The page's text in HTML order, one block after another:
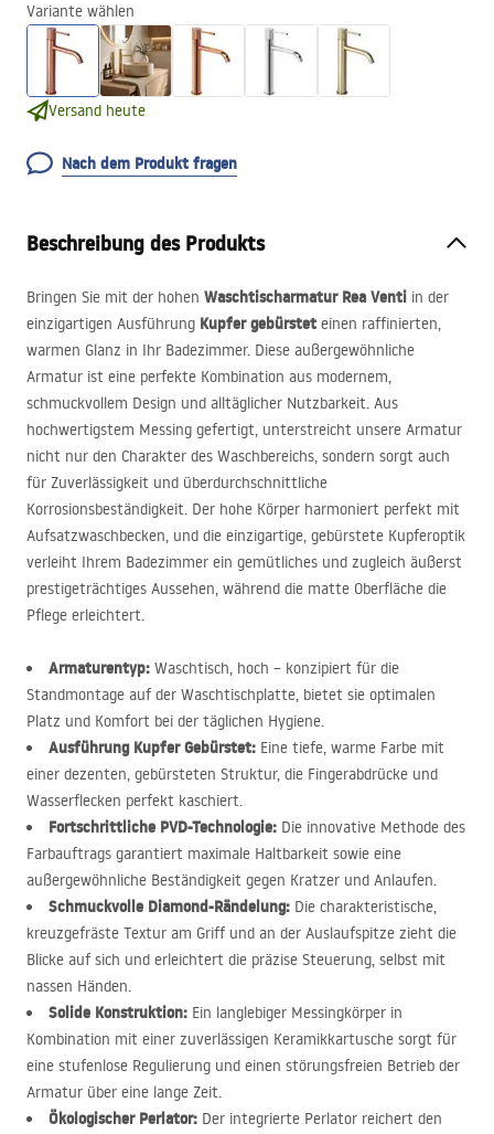
Variante wählen
Versand heute
Nach dem Produkt fragen
Beschreibung des Produkts
Bringen Sie mit der hohen Waschtischarmatur Rea Venti in der
einzigartigen Ausführung Kupfer gebürstet einen raffinierten,
warmen Glanz in Ihr Badezimmer. Diese außergewöhnliche
Armatur ist eine perfekte Kombination aus modernem,
schmuckvollem Design und alltäglicher Nutzbarkeit. Aus
hochwertigstem Messing gefertigt, unterstreicht unsere Armatur
nicht nur den Charakter des Waschbereichs, sondern sorgt auch
für Zuverlässigkeit und überdurchschnittliche
Korrosionsbeständigkeit. Der hohe Körper harmoniert perfekt mit
Aufsatzwaschbecken, und die einzigartige, gebürstete Kupferoptik
verleiht Ihrem Badezimmer ein gemütliches und zugleich äußerst
prestigeträchtiges Aussehen, während die matte Oberfläche die
Pflege erleichtert.
Armaturentyp: Waschtisch, hoch – konzipiert für die
Standmontage auf der Waschtischplatte, bietet sie optimalen
Platz und Komfort bei der täglichen Hygiene.
Ausführung Kupfer Gebürstet: Eine tiefe, warme Farbe mit
einer dezenten, gebürsteten Struktur, die Fingerabdrücke und
Wasserflecken perfekt kaschiert.
Fortschrittliche PVD-Technologie: Die innovative Methode des
Farbauftrags garantiert maximale Haltbarkeit sowie eine
außergewöhnliche Beständigkeit gegen Kratzer und Anlaufen.
Schmuckvolle Diamond-Rändelung: Die charakteristische,
kreuzgefräste Textur am Griff und an der Auslaufspitze zieht die
Blicke auf sich und erleichtert die präzise Steuerung, selbst mit
nassen Händen.
Solide Konstruktion: Ein langlebiger Messingkörper in
Kombination mit einer zuverlässigen Keramikkartusche sorgt für
eine stufenlose Regulierung und einen störungsfreien Betrieb der
Armatur über eine lange Zeit.
Ökologischer Perlator: Der integrierte Perlator reichert den